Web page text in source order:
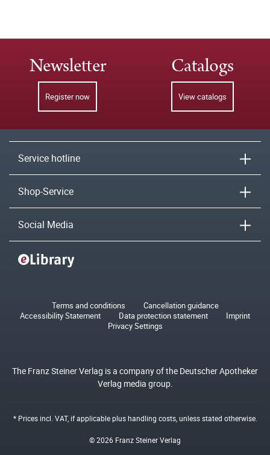
Newsletter
Register now
Catalogs
View catalogs
Service hotline
Shop-Service
Social Media
Terms and conditions
Cancellation guidance
Accessibility Statement
Data protection statement
Imprint
Privacy Settings
The Franz Steiner Verlag is a company of the Deutscher Apotheker
Verlag media group.
* Prices incl. VAT, if applicable plushandling costs, unless stated otherwise.
© 2026 Franz Steiner Verlag